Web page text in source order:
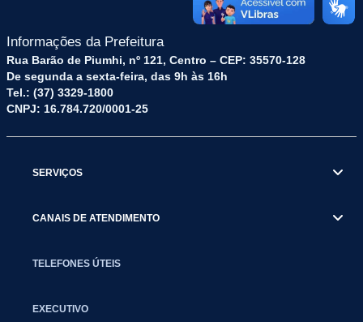
Informações da Prefeitura
Rua Barão de Piumhi, nº 121, Centro – CEP: 35570-128
De segunda a sexta-feira, das 9h às 16h
Tel.: (37) 3329-1800
CNPJ: 16.784.720/0001-25
SERVIÇOS
CANAIS DE ATENDIMENTO
TELEFONES ÚTEIS
EXECUTIVO